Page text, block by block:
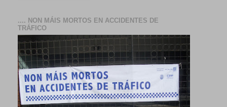
.... NON MÁIS MORTOS EN ACCIDENTES DE
TRÁFICO